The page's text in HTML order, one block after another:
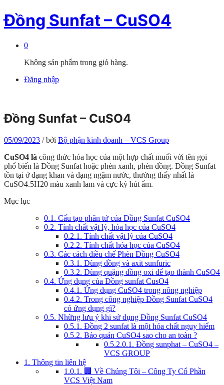
Đồng Sunfat – CuSO4
0
Không sản phẩm trong giỏ hàng.
Đăng nhập
Đồng Sunfat – CuSO4
05/09/2023 /bởi Bộ phận kinh doanh – VCS Group
CuSO4 là công thức hóa học của một hợp chất muối với tên gọi
phổ biến là Đồng Sunfat hoặc phèn xanh, phèn đồng. Đồng Sunfat
tồn tại ở dạng khan và dạng ngậm nước, thường thấy nhất là
CuSO4.5H20 màu xanh lam và cực kỳ hút ẩm.
Mục lục
0.1. Cấu tạo phân tử của Đồng Sunfat CuSO4
0.2. Tính chất vật lý, hóa học của CuSO4
0.2.1. Tính chất vật lý của CuSO4
0.2.2. Tính chất hóa học của CuSO4
0.3. Các cách điều chế Phèn Đồng CuSO4
0.3.1. Dùng đồng và axit sunfuric
0.3.2. Dùng quặng đồng oxi để tạo thành CuSO4
0.4. Ứng dụng của Đồng sunfat CusO4
0.4.1. Ứng dụng CuSO4 trong nông nghiệp
0.4.2. Trong công nghiệp Đồng Sunfat CuSO4
có ứng dụng gì?
0.5. Những lưu ý khi sử dụng Đồng Sunfat CuSO4
0.5.1. Đồng 2 sunfat là một hóa chất nguy hiểm
0.5.2. Bảo quản CuSO4 sao cho an toàn ?
0.5.2.0.1. Đồng sunphat – CuSO4 –
VCS GROUP
1. Thông tin liên hệ
1.0.1. 🏢 Về Chúng Tôi – Công Ty Cổ Phần
VCS Việt Nam